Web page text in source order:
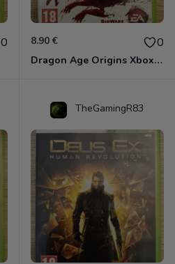
0 8.90 € 0
Dragon Age Origins Xbox 360
TheGamingR83